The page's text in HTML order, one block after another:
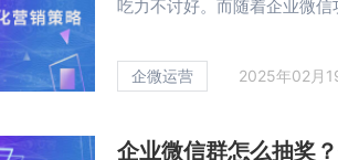
吃力不讨好。而随着企业微信
企微运营 2025年02月
企业微信群怎么抽奖